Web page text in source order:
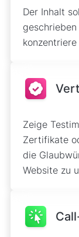
Der Inhalt
Zeige
Zertifikate
die
Website zu